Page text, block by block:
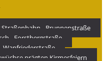
- Brunnenstraße
- Forstbergstraße
Wanfriederstraße
prägten Kirmesfeiern